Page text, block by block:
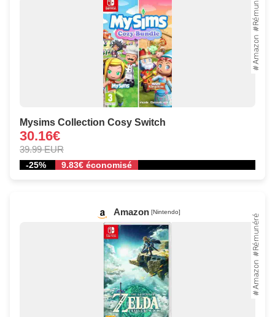
Mysims Collection Cosy Switch
30.16€
39.99 EUR
-25% 9.83€ économisé
Amazon [Nintendo]